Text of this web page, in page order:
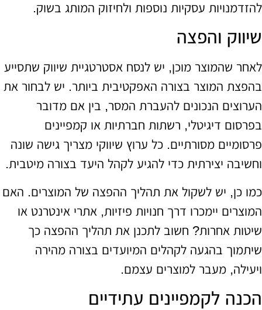
להזדמנויות עסקיות נוספות ולחיזוק המותג בשוק.
שיווק והפצה
לאחר שהמוצר מוכן, יש לנסח אסטרטגיית שיווק שתסייע
בהפצת המוצר בצורה האפקטיבית ביותר. יש לבחור את
הערוצים הנכונים להעברת המסר, בין אם מדובר
בפרסום דיגיטלי, רשתות חברתיות או קמפיינים
פרסומיים מסורתיים. כל ערוץ שיווקי מצריך גישה שונה
וחשיבה יצירתית כדי להגיע לקהל היעד בצורה מיטבית.
כמו כן, יש לשקול את תהליך ההפצה של המוצרים. האם
המוצרים יימכרו דרך חנויות פיזיות, אתרי אינטרנט או
שיטות אחרות? חשוב לתכנן את תהליך ההפצה כך
שיתמוך בהגעה לקהלים המיועדים בצורה מהירה
ויעילה, מעבר למוצרים עצמם.
הכנה לקמפיינים עתידיים